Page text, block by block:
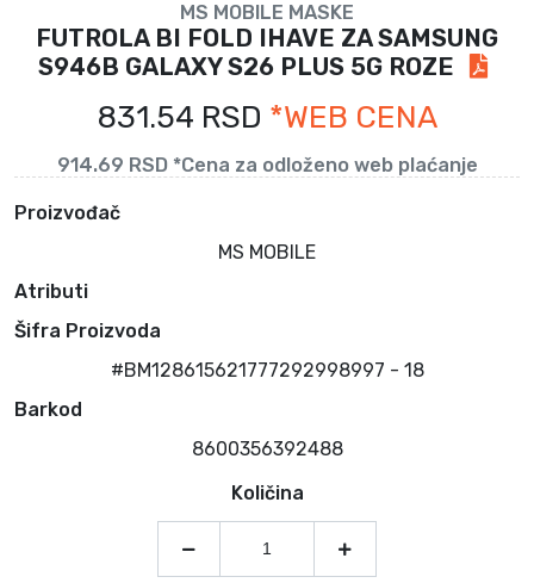
MS MOBILE MASKE
FUTROLA BI FOLD IHAVE ZA SAMSUNG
S946B GALAXY S26 PLUS 5G ROZE
831.54 RSD *WEB CENA
914.69 RSD *Cena za odloženo web plaćanje
Proizvođač
MS MOBILE
Atributi
Šifra Proizvoda
#BM128615621777292998997 - 18
Barkod
8600356392488
Količina